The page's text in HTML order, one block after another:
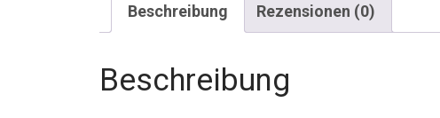
Beschreibung Rezensionen (0)
Beschreibung